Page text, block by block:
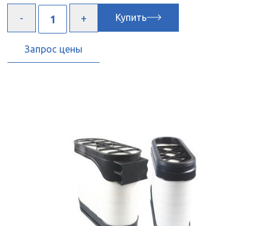
Купить
Запрос цены